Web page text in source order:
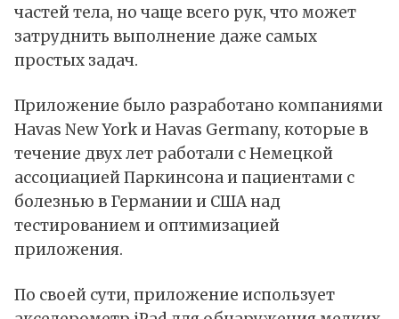
частей тела, но чаще всего рук, что может
затруднить выполнение даже самых
простых задач.
Приложение было разработано компаниями
Havas New York и Havas Germany, которые в
течение двух лет работали с Немецкой
ассоциацией Паркинсона и пациентами с
болезнью в Германии и США над
тестированием и оптимизацией
приложения.
По своей сути, приложение использует